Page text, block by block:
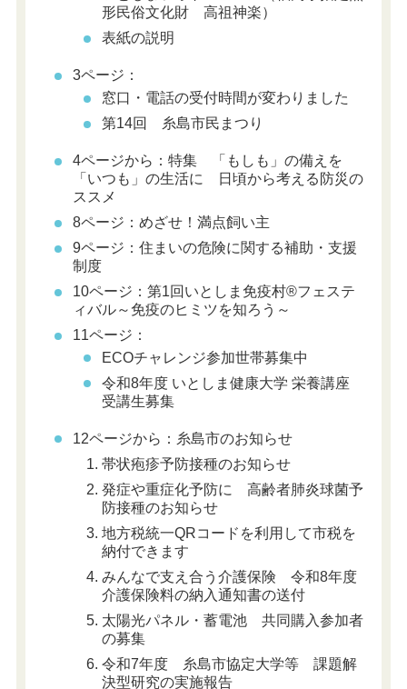
形民俗文化財 高祖神楽）
表紙の説明
3ページ：
窓口・電話の受付時間が変わりました
第14回 糸島市民まつり
4ページから：特集 「もしも」の備えを
「いつも」の生活に 日頃から考える防災の
ススメ
8ページ：めざせ！満点飼い主
9ページ：住まいの危険に関する補助・支援
制度
10ページ：第1回 いとしま免疫村®フェステ
ィバル～免疫のヒミツを知ろう～
11ページ：
ECOチャレンジ参加世帯募集中
令和8年度 いとしま健康大学 栄養講座
受講生募集
12ページから：糸島市のお知らせ
帯状疱疹予防接種のお知らせ
発症や重症化予防に 高齢者肺炎球菌予
防接種のお知らせ
地方税統一QRコードを利用して市税を
納付できます
みんなで支え合う介護保険 令和8年度
介護保険料の納入通知書の送付
太陽光パネル・蓄電池 共同購入参加者
の募集
令和7年度 糸島市協定大学等 課題解
決型研究の実施報告